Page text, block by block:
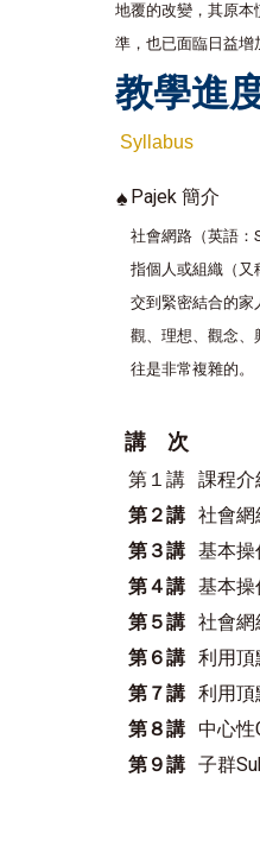
地覆的改變，其原本
準，也已面臨日益增
教學進
Syllabus
♠ Pajek 簡介
社會網路（英語：
指個人或組織（又
交到緊密結合的家
觀、理想、觀念、
往是非常複雜的。
講 次
第１講 課程介
第２講 社會網
第３講 基本操
第４講 基本操
第５講 社會網
第６講 利用頂
第７講 利用
第８講 中心性
第９講 子群